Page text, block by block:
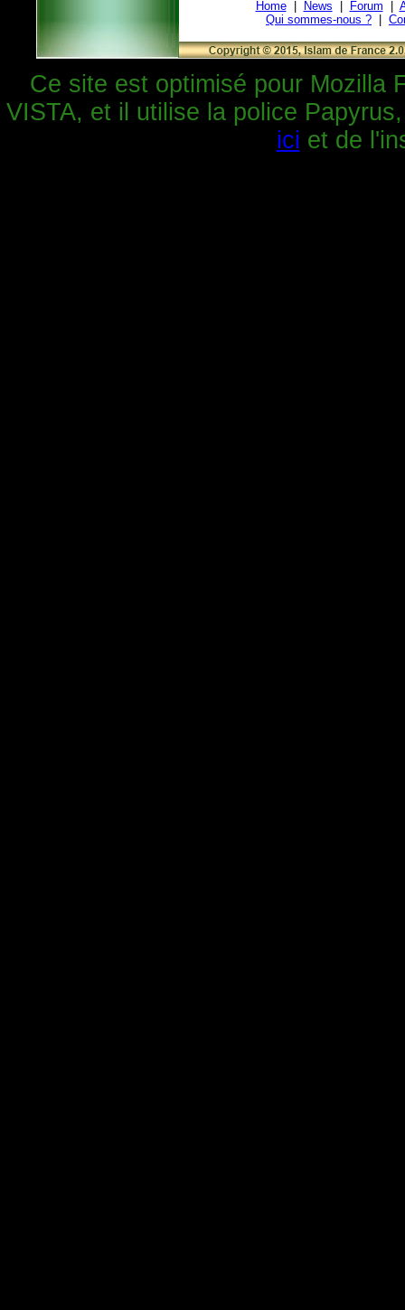
Home| News Forum
Qui sommes-nous ?
Ce site est optimisé pour Mozilla
VISTA, et il utilise la police
ici et de